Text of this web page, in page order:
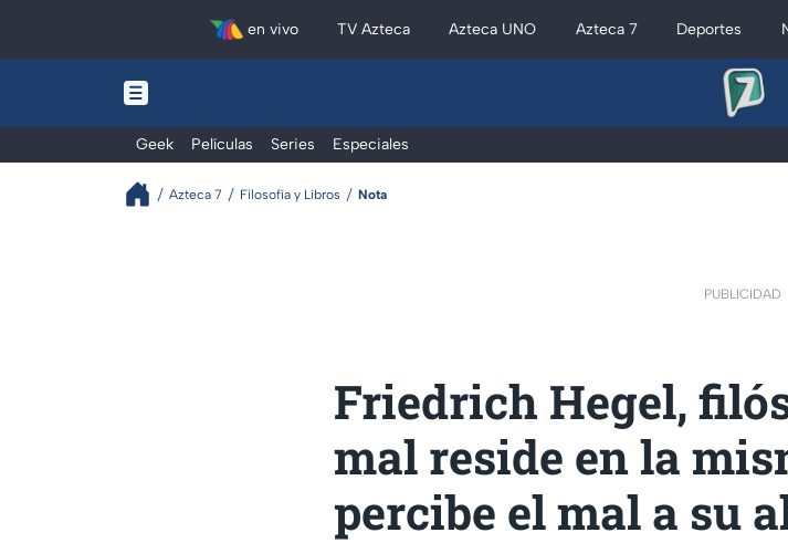
en vivo TV Azteca Azteca UNO Azteca 7 Deportes
Geek Películas Series Especiales
Azteca 7 Filosofía y Libros Nota
PUBLICIDAD
Friedrich Hegel,
mal reside en la
percibe el mal a su